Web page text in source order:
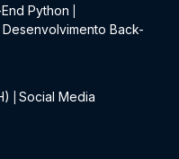
Python
Desenvolvimento Back-
Social Media